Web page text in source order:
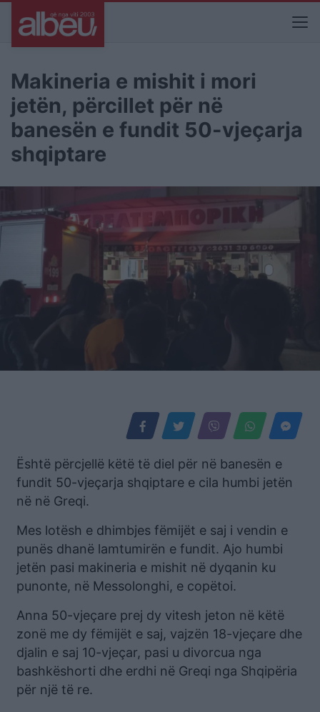
Makineria e mishit i mori
jetën, përcillet për në
banesën e fundit 50-vjeçarja
shqiptare
Është përcjellë këtë të diel për në banesën e
fundit 50-vjeçarja shqiptare e cila humbi jetën
në në Greqi.
Mes lotësh e dhimbjes fëmijët e saj i vendin e
punës dhanë lamtumirën e fundit. Ajo humbi
jetën pasi makineria e mishit në dyqanin ku
punonte, në Messolonghi, e copëtoi.
Anna 50-vjeçare prej dy vitesh jeton në këtë
zonë me dy fëmijët e saj, vajzën 18-vjeçare dhe
djalin e saj 10-vjeçar, pasi u divorcua nga
bashkëshorti dhe erdhi në Greqi nga Shqipëria
për një të re.